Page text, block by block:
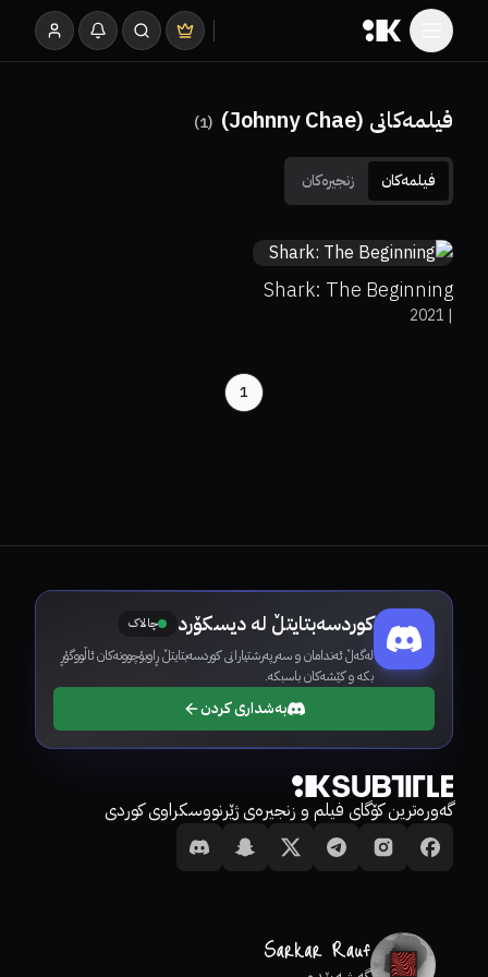
فیلمەکانی (Johnny Chae) (
1
)
فیلمەکان زنجیرەکان 6.8
0%
0%
Shark: The Beginning
|
2021
1
کوردسەبتایتڵ لە دیسکۆرد چالاک
لەگەڵ ئەندامان و سەرپەرشتیارانی کوردسەبتایتڵ ڕاوبۆچوونەکان ئاڵووگۆڕ
بکە و کێشەکان باسبکە.
بەشداری کردن
گەورەترین کۆگای فیلم و زنجیرەی ژێرنووسکراوی کوردی